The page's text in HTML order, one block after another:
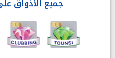
جميع الأذواق